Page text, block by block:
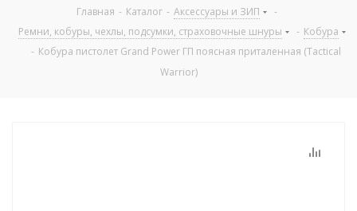
Главная - Каталог - Аксессуары и ЗИП
-
Ремни, кобуры, чехлы, подсумки, страховочные шнуры
- Кобура
- Кобура пистолет Grand Power ГП поясная приталенная (Tactical
Warrior)